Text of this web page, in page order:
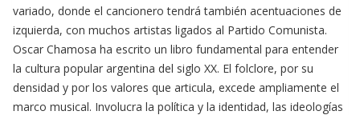
variado, donde el cancionero tendrá también acentuaciones de
izquierda, con muchos artistas ligados al Partido Comunista.
Oscar Chamosa ha escrito un libro fundamental para entender
la cultura popular argentina del siglo XX. El folclore, por su
densidad y por los valores que articula, excede ampliamente el
marco musical. Involucra la política y la identidad, las ideologías